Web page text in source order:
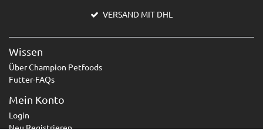
VERSAND MIT DHL
Wissen
Über Champion Petfoods
Futter-FAQs
Mein Konto
Login
Neu Registrieren